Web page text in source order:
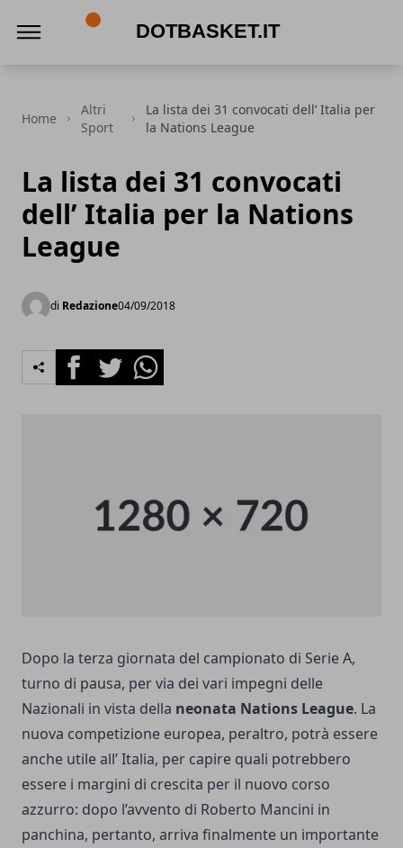
Home
Altri
Sport
La lista dei 31 convocati dell’ Italia per
la Nations League
La lista dei 31 convocati
dell’ Italia per la Nations
League
di Redazione04/09/2018
FacebookTwitterWhatsapp
Dopo la terza giornata del campionato di Serie A,
turno di pausa, per via dei vari impegni delle
Nazionali in vista della neonata Nations League. La
nuova competizione europea, peraltro, potrà essere
anche utile all’ Italia, per capire quali potrebbero
essere i margini di crescita per il nuovo corso
azzurro: dopo l’avvento di Roberto Mancini in
panchina, pertanto, arriva finalmente un importante